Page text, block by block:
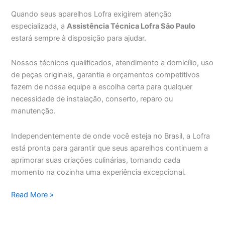
Quando seus aparelhos Lofra exigirem atenção
especializada, a Assistência Técnica Lofra São Paulo
estará sempre à disposição para ajudar.
Nossos técnicos qualificados, atendimento a domicílio, uso
de peças originais, garantia e orçamentos competitivos
fazem de nossa equipe a escolha certa para qualquer
necessidade de instalação, conserto, reparo ou
manutenção.
Independentemente de onde você esteja no Brasil, a Lofra
está pronta para garantir que seus aparelhos continuem a
aprimorar suas criações culinárias, tornando cada
momento na cozinha uma experiência excepcional.
Assistência
Read More »